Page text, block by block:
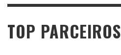
TOP PARCEIROS